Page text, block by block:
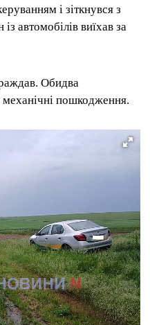
і зіткнувся з
автомобілів виїхав за
Обидва
механічні пошкодження.